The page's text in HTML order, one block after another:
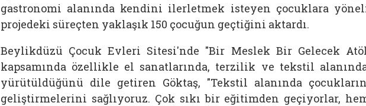
gastronomi alanında kendini ilerletmek isteyen çocuklara
projedeki süreçten yaklaşık 150 çocuğun geçtiğini aktardı.
Beylikdüzü Çocuk Evleri Sitesi'nde "Bir Meslek Bir Gelecek
kapsamında özellikle el sanatlarında, terzilik ve tekstil
yürütüldüğünü dile getiren Göktaş, "Tekstil alanında
geliştirmelerini sağlıyoruz. Çok sıkı bir eğitimden geçiyorlar,